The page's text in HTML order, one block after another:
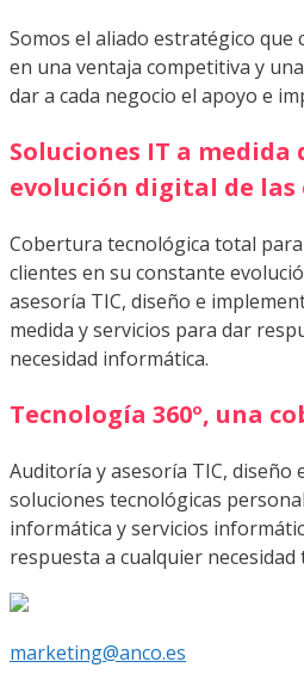
Somos el aliado estratégico que
en una ventaja competitiva y
dar a cada negocio el apoyo e
Soluciones IT a
evolución digital de las
Cobertura tecnológica total
clientes en su constante
asesoría TIC, diseño e
medida y servicios para dar
necesidad informática.
Tecnología 360º, una
Auditoría y asesoría TIC, diseño
soluciones tecnológicas
informática y servicios
respuesta a cualquier necesidad
marketing@anco.es